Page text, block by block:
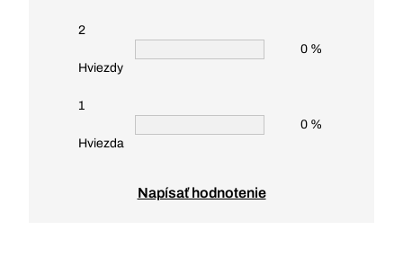
2
Hviezdy
0 %
1
Hviezda
0 %
Napísať hodnotenie